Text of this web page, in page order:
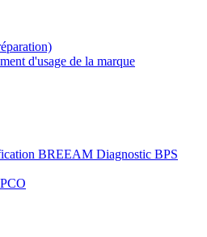
d'usage de la marque
BREEAM Diagnostic BPS